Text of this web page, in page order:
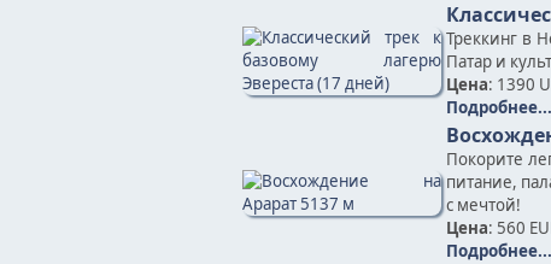
Треккинг в
Патар и
Цена: 1390
Подробнее...
Покорите
питание,
с мечтой!
Цена: 560
Подробнее...